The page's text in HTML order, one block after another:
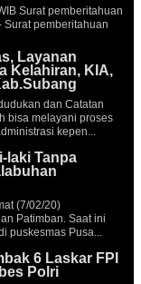
Surat pemberitahuan
Surat pemberitahuan
Layanan
Kelahiran, KIA,
dan Catatan
bisa melayani proses
kepen...
laki Tanpa
(7/02/20)
Patimban. Saat ini
puskesmas Pusa...
6 Laskar FPI
Polri